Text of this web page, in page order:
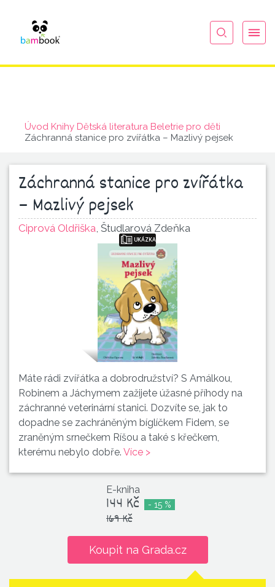
Úvod Knihy Dětská literatura Beletrie pro děti
Záchranná stanice pro zvířátka – Mazlivý pejsek
Záchranná stanice pro zvířátka
– Mazlivý pejsek
Ciprová Oldřiška, Študlarová Zdeňka
Máte rádi zvířátka a dobrodružství? S Amálkou,
Robinem a Jáchymem zažijete úžasné příhody na
záchranné veterinární stanici. Dozvíte se, jak to
dopadne se zachráněným bíglíčkem Fidem, se
zraněným srnečkem Ríšou a také s křečkem,
kterému nebylo dobře. Více >
Koupit na Grada.cz
E-kniha
144 Kč
169 Kč
- 15 %